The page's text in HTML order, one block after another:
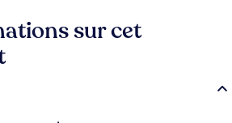
sur cet